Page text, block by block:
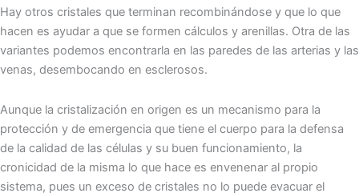
Hay otros cristales que terminan recombinándose y que lo que
hacen es ayudar a que se formen cálculos y arenillas. Otra de las
variantes podemos encontrarla en las paredes de las arterias y las
venas, desembocando en esclerosos.
Aunque la cristalización en origen es un mecanismo para la
protección y de emergencia que tiene el cuerpo para la defensa
de la calidad de las células y su buen funcionamiento, la
cronicidad de la misma lo que hace es envenenar al propio
sistema, pues un exceso de cristales no lo puede evacuar el